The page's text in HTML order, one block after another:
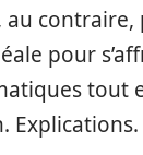
contraire,
pour
tout
Explications.